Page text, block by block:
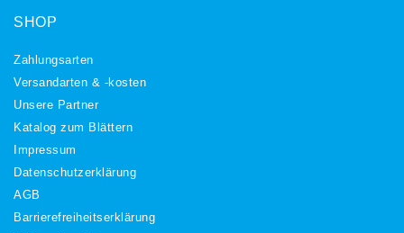
SHOP
Zahlungsarten
Versandarten & -kosten
Unsere Partner
Katalog zum Blättern
Impressum
Daten­schutz­erklärung
AGB
Barrierefreiheitserklärung